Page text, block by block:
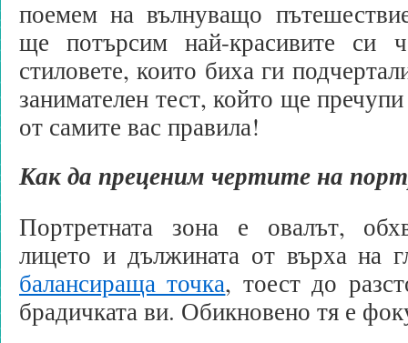
поемем на вълнуващо
ще потърсим най-красивите си
стиловете, които биха ги
занимателен тест, който ще
от самите вас правила!
Как да преценим чертите на
Портретната зона е овалът,
лицето и дължината от върха на
балансираща точка, тоест до
брадичката ви. Обикновено тя е